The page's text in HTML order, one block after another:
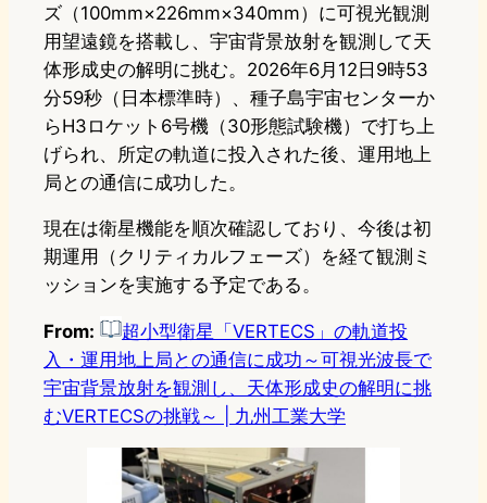
ズ（100mm×226mm×340mm）に可視光観測
用望遠鏡を搭載し、宇宙背景放射を観測して天
体形成史の解明に挑む。2026年6月12日9時53
分59秒（日本標準時）、種子島宇宙センターか
らH3ロケット6号機（30形態試験機）で打ち上
げられ、所定の軌道に投入された後、運用地上
局との通信に成功した。
現在は衛星機能を順次確認しており、今後は初
期運用（クリティカルフェーズ）を経て観測ミ
ッションを実施する予定である。
From:
超小型衛星「VERTECS」の軌道投
入・運用地上局との通信に成功～可視光波長で
宇宙背景放射を観測し、天体形成史の解明に挑
むVERTECSの挑戦～ | 九州工業大学